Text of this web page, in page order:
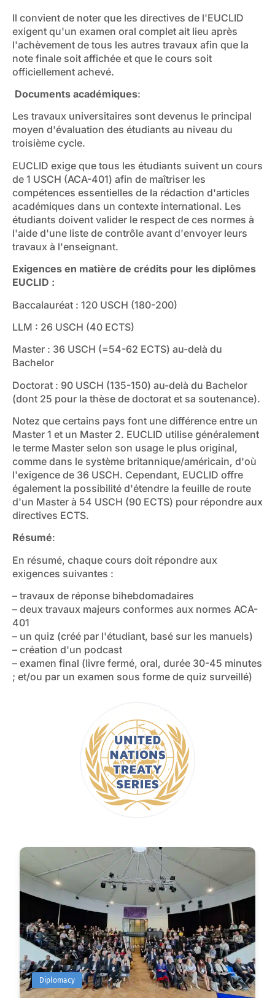
Il convient de noter que les directives de l'EUCLID
exigent qu'un examen oral complet ait lieu après
l'achèvement de tous les autres travaux afin que la
note finale soit affichée et que le cours soit
officiellement achevé.
Documents académiques:
Les travaux universitaires sont devenus le principal
moyen d'évaluation des étudiants au niveau du
troisième cycle.
EUCLID exige que tous les étudiants suivent un cours
de 1 USCH (ACA-401) afin de maîtriser les
compétences essentielles de la rédaction d'articles
académiques dans un contexte international. Les
étudiants doivent valider le respect de ces normes à
l'aide d'une liste de contrôle avant d'envoyer leurs
travaux à l'enseignant.
Exigences en matière de crédits pour les diplômes
EUCLID :
Baccalauréat : 120 USCH (180-200)
LLM : 26 USCH (40 ECTS)
Master : 36 USCH (=54-62 ECTS) au-delà du
Bachelor
Doctorat : 90 USCH (135-150) au-delà du Bachelor
(dont 25 pour la thèse de doctorat et sa soutenance).
Notez que certains pays font une différence entre un
Master 1 et un Master 2. EUCLID utilise généralement
le terme Master selon son usage le plus original,
comme dans le système britannique/américain, d'où
l'exigence de 36 USCH. Cependant, EUCLID offre
également la possibilité d'étendre la feuille de route
d'un Master à 54 USCH (90 ECTS) pour répondre aux
directives ECTS.
Résumé:
En résumé, chaque cours doit répondre aux
exigences suivantes :
– travaux de réponse bihebdomadaires
– deux travaux majeurs conformes aux normes ACA-
401
– un quiz (créé par l'étudiant, basé sur les manuels)
– création d'un podcast
– examen final (livre fermé, oral, durée 30-45 minutes
; et/ou par un examen sous forme de quiz surveillé)
Diplomacy